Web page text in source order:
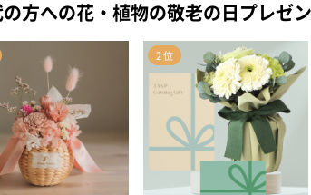
方への花・植物の敬老の日プレゼ